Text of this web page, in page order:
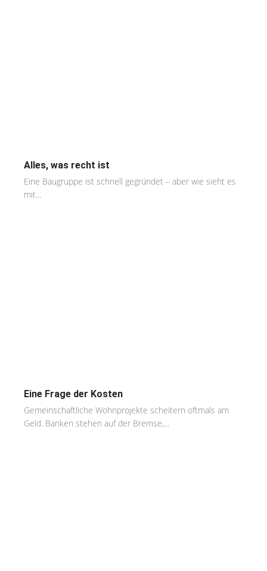
Alles, was recht ist
Eine Baugruppe ist schnell gegründet – aber wie sieht es
mit...
Eine Frage der Kosten
Gemeinschaftliche Wohnprojekte scheitern oftmals am
Geld. Banken stehen auf der Bremse,...